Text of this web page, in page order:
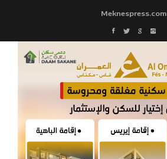
Meknespress.com